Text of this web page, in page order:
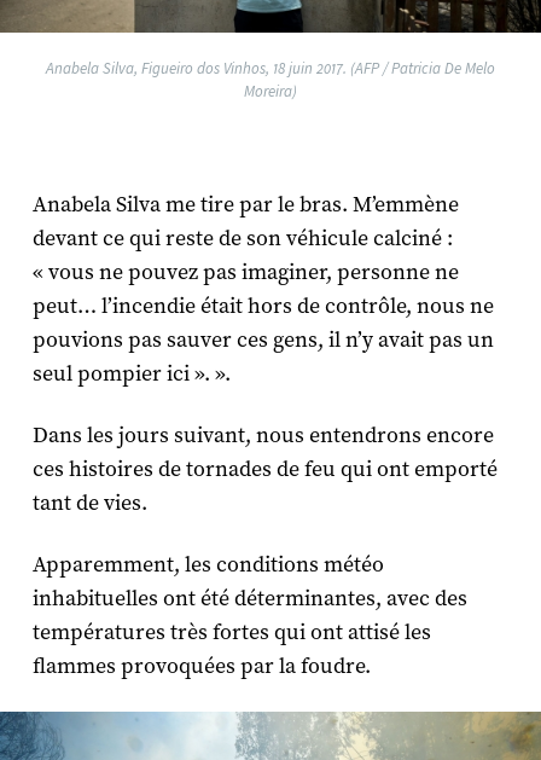
Anabela Silva, Figueiro dos Vinhos, 18 juin 2017. (AFP / Patricia De Melo
Moreira)
Anabela Silva me tire par le bras. M’emmène
devant ce qui reste de son véhicule calciné :
« vous ne pouvez pas imaginer, personne ne
peut… l’incendie était hors de contrôle, nous ne
pouvions pas sauver ces gens, il n’y avait pas un
seul pompier ici ». ».
Dans les jours suivant, nous entendrons encore
ces histoires de tornades de feu qui ont emporté
tant de vies.
Apparemment, les conditions météo
inhabituelles ont été déterminantes, avec des
températures très fortes qui ont attisé les
flammes provoquées par la foudre.